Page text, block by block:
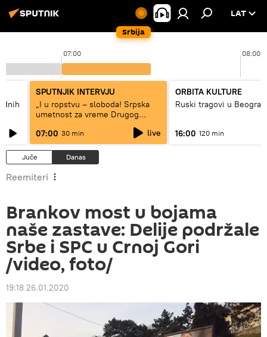
Srbija
LAT
07:00 08:00
SPUTNJIK INTERVJU
„I u ropstvu – sloboda! Srpska
umetnost za vreme Drugog
07:00 30 min live
ORBITA KULTURE
Ruski tragovi u
16:00 120 min
Juče Danas
Reemiteri
Brankov most u bojama
naše zastave: Delije podržale
Srbe i SPC u Crnoj Gori
/video, foto/
19:18 26.01.2020